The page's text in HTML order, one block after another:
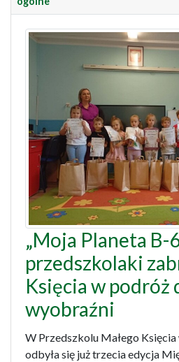
„Moja Planeta B-
przedszkolaki
Księcia w podróż
wyobraźni
W Przedszkolu Małego
odbyła się już trzecia edycja